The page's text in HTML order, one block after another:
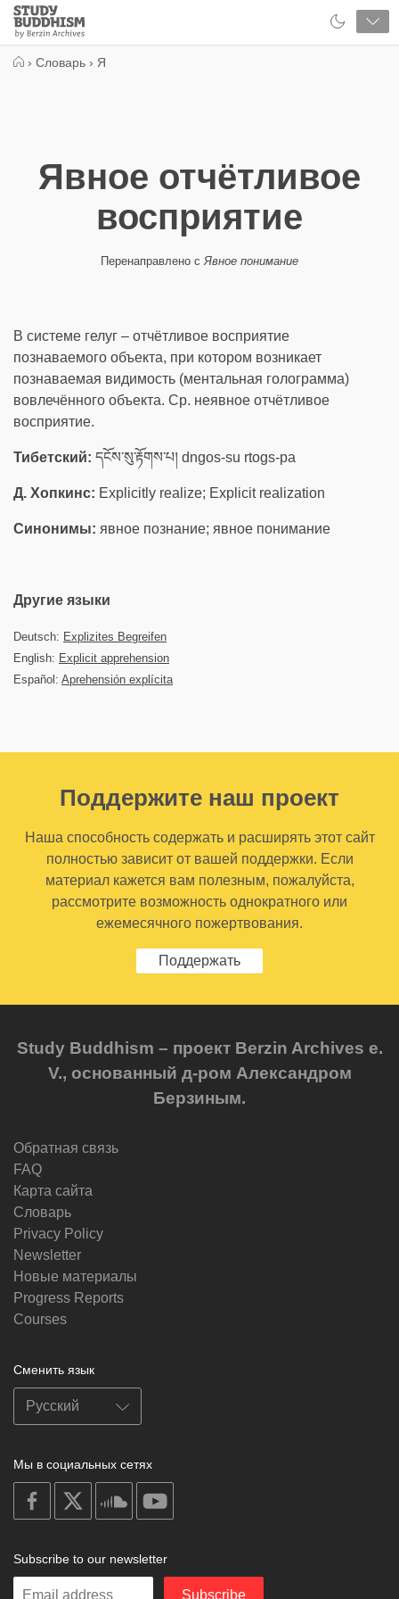
Close
Study
Buddhism
› Словарь › Я
Явное отчётливое
восприятие
Перенаправлено сЯвное понимание
В системе гелуг – отчётливое восприятие
познаваемого объекта, при котором возникает
познаваемая видимость (ментальная голограмма)
вовлечённого объекта. Ср. неявное отчётливое
восприятие.
Тибетский: དངོས་སུ་རྟོགས་པ། dngos-su rtogs-pa
Д. Хопкинс: Explicitly realize; Explicit realization
Синонимы: явное познание; явное понимание
Другие языки
Deutsch: Explizites Begreifen
English: Explicit apprehension
Español: Aprehensión explícita
Поддержите наш проект
Наша способность содержать и расширять этот сайт
полностью зависит от вашей поддержки. Если
материал кажется вам полезным, пожалуйста,
рассмотрите возможность однократного или
ежемесячного пожертвования.
Поддержать
Study Buddhism – проект Berzin Archives e.
V., основанный д-ром Александром
Берзиным.
Обратная связь
FAQ
Карта сайта
Словарь
Privacy Policy
Newsletter
Новые материалы
Progress Reports
Courses
Сменить язык
Мы в социальных сетях
on
facebook
soundcloud
Subscribe to our newsletter
Enter
Subscribe